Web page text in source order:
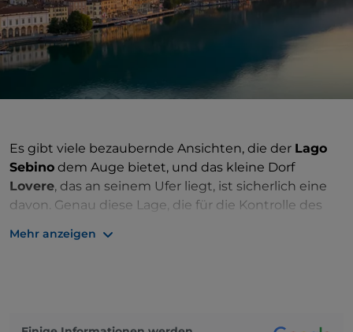
Es gibt viele bezaubernde Ansichten, die der Lago
Sebino dem Auge bietet, und das kleine Dorf
Lovere, das an seinem Ufer liegt, ist sicherlich eine
davon. Genau diese Lage, die für die Kontrolle des
Valle Camonica und dem Trentino und dem Etschtal
Mehr anzeigen